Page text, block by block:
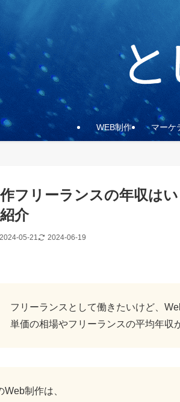
WEB制作 マーケ
フリーランスの年収は
介
2024-05-21 2024-06-19
フリーランスとして働きたいけど、
単価の相場やフリーランスの平均年収
制作は、